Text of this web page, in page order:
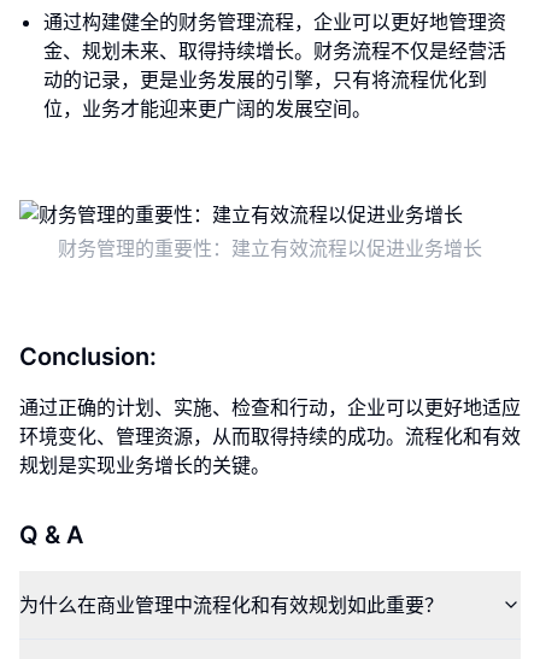
通过构建健全的财务管理流程，企业可以更好地管理资
金、规划未来、取得持续增长。财务流程不仅是经营活
动的记录，更是业务发展的引擎，只有将流程优化到
位，业务才能迎来更广阔的发展空间。
财务管理的重要性：建立有效流程以促进业务增长
Conclusion:
通过正确的计划、实施、检查和行动，企业可以更好地适应
环境变化、管理资源，从而取得持续的成功。流程化和有效
规划是实现业务增长的关键。
Q & A
为什么在商业管理中流程化和有效规划如此重要？